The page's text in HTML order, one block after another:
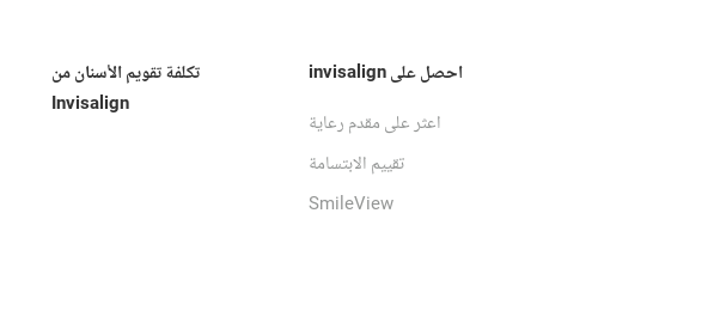
تكلفة تقويم الأسنان من
Invisalign
احصل على invisalign
اعثر على مقدم رعاية
تقييم الابتسامة
SmileView